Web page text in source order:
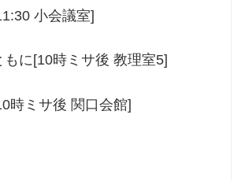
小会議室]
に[10時ミサ後 教理室5]
時ミサ後 関口会館]